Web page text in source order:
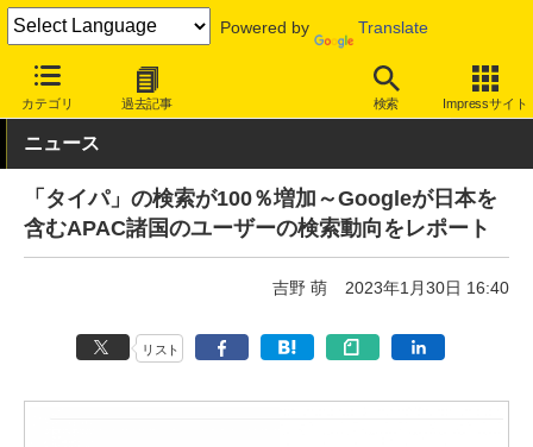
Powered by Translate
カテゴリ 過去記事 検索 Impressサイト
INTERNET Watch サービス/ソフト サービス
ニュース
「タイパ」の検索が100％増加～Googleが日本を
含むAPAC諸国のユーザーの検索動向をレポート
吉野 萌 2023年1月30日 16:40
リスト